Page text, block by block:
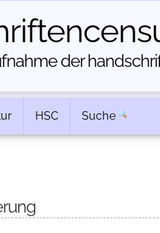
der
HSC Suche